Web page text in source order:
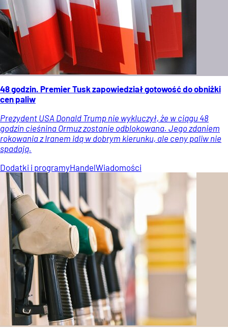
48 godzin. Premier Tusk zapowiedział gotowość do obniżki
cen paliw
Prezydent USA Donald Trump nie wykluczył, że w ciągu 48
godzin cieśnina Ormuz zostanie odblokowana. Jego zdaniem
rokowania z Iranem idą w dobrym kierunku, ale ceny paliw nie
spadają.
Dodatki i programyHandelWiadomości